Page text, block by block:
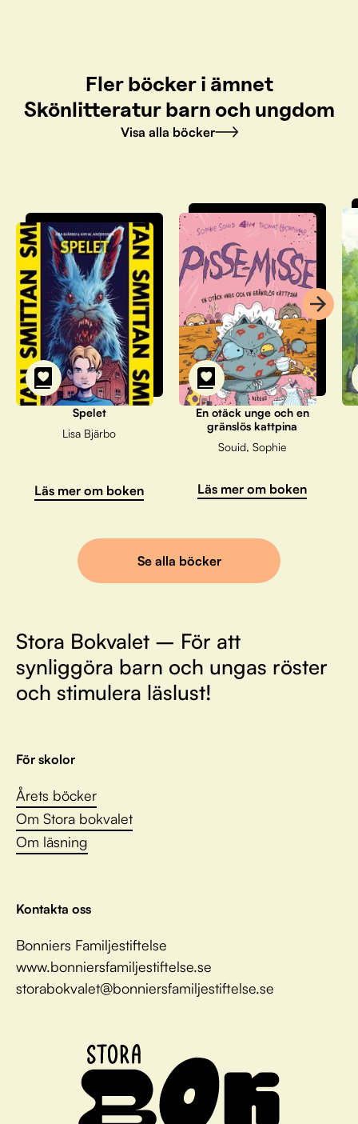
Fler böcker i ämnet
Skönlitteratur barn och ungdom
Visa alla böcker
Spelet
Lisa Bjärbo
Läs mer om boken
En otäck unge och en
gränslös kattpina
Souid, Sophie
Läs mer om boken
Se alla böcker
Stora Bokvalet – För att
synliggöra barn och ungas röster
och stimulera läslust!
För skolor
Årets böcker
Om Stora bokvalet
Om läsning
Kontakta oss
Bonniers Familjestiftelse
www.bonniersfamiljestiftelse.se
storabokvalet@bonniersfamiljestiftelse.se